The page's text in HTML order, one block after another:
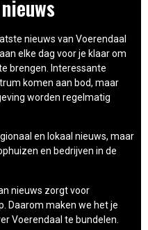
nieuws van Voerendaal
elke dag voor je klaar om
brengen. Interessante
komen aan bod, maar
worden regelmatig
en lokaal nieuws, maar
en bedrijven in de
nieuws zorgt voor
Daarom maken we het je
Voerendaal te bundelen.